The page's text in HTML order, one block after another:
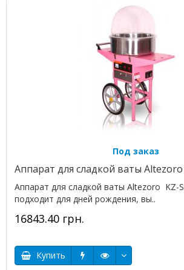
Под заказ
Аппарат для сладкой ваты Altezoro
Аппарат для сладкой ваты Altezoro KZ-
подходит для дней рождения, вы..
16843.40 грн.
Купить